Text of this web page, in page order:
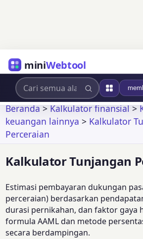
miniWebtool
Beranda>Kalkulator finansial>
keuangan lainnya > Kalkulator
Perceraian
Kalkulator Tunjangan
Estimasi pembayaran dukungan
perceraian) berdasarkan
durasi pernikahan, dan faktor gaya
formula AAML dan metode
secara berdampingan.